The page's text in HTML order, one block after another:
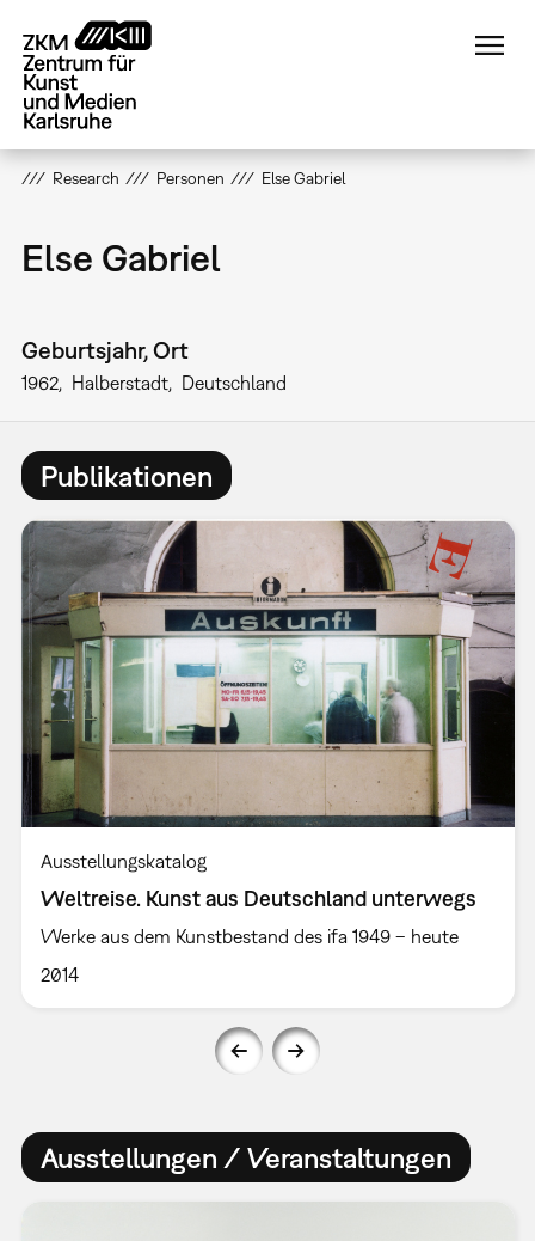
zum
Inhalt
Research Personen Else Gabriel
Else Gabriel
Geburtsjahr, Ort
1962 Halberstadt Deutschland
Publikationen
Ausstellungskatalog
Weltreise. Kunst aus Deutschland unterwegs
Werke aus dem Kunstbestand des ifa 1949 – heute
2014
Ausstellungen / Veranstaltungen